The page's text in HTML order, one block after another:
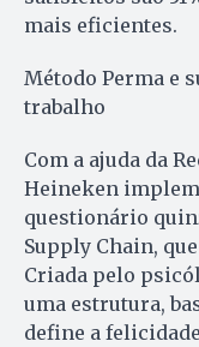
mais eficientes.
Método Perma e
trabalho
Com a ajuda da
Heineken
questionário
Supply Chain,
Criada pelo
uma estrutura,
define a